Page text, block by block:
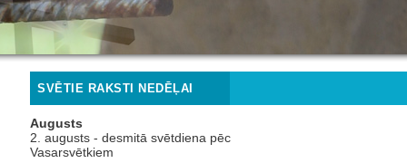
SVĒTIE RAKSTI NEDĒĻAI
Augusts
2. augusts - desmitā svētdiena pēc
Vasarsvētkiem